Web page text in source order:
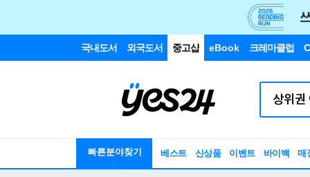
국내도서 외국도서 중고샵 eBook 크레마클럽
빠른분야찾기 베스트 신상품 이벤트 바이백 매